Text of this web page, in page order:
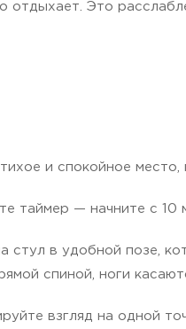
отдыхает. Это
и спокойное
таймер — начните с 10
стул в удобной позе,
спиной, ноги
взгляд на одной